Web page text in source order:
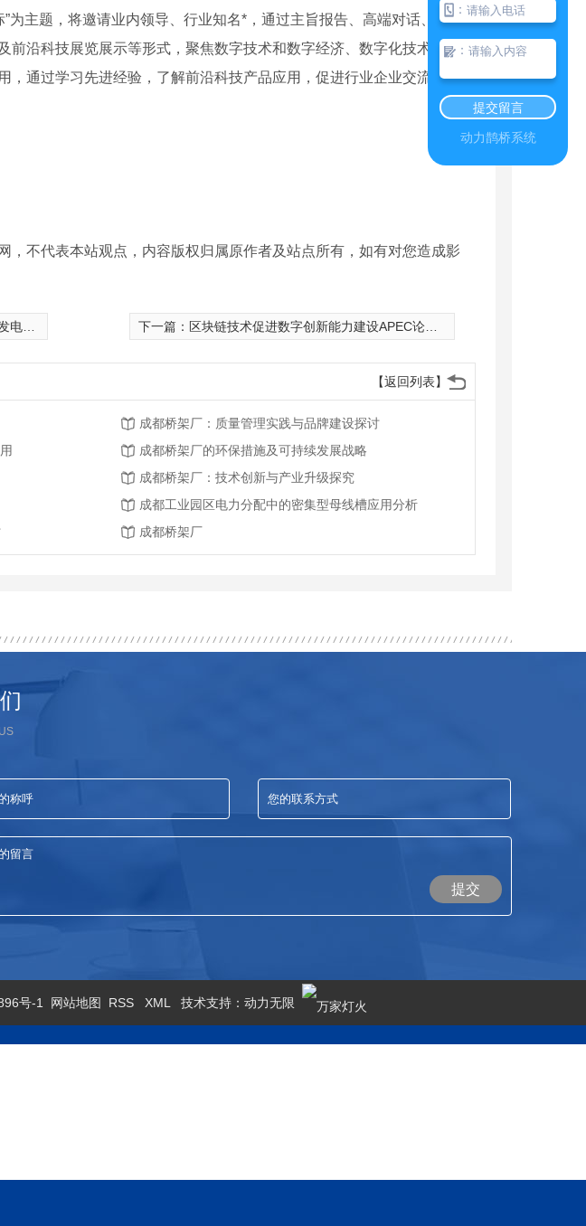
为主题，将邀请业内领导、行业知名*，通过主旨报告、高端对话、主题
前沿科技展览展示等形式，聚焦数字技术和数字经济、数字化技术赋能新
，通过学习先进经验，了解前沿科技产品应用，促进行业企业交流。
，不代表本站观点，内容版权归属原作者及站点所有，如有对您造成影
运 下一篇： 区块链技术促进数字创新能力建设APEC论坛举行
【返回列表】
成都桥架厂：质量管理实践与品牌建设探讨
成都桥架厂的环保措施及可持续发展战略
成都桥架厂：技术创新与产业升级探究
成都工业园区电力分配中的密集型母线槽应用分析
成都桥架厂
提交
号-1 网站地图 RSS XML 技术支持： 动力无限
：
：
提交留言
动力鹊桥系统